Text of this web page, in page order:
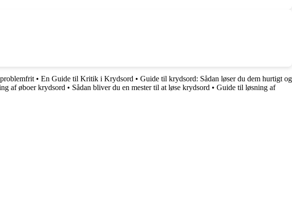
• En Guide til Kritik i Krydsord • Guide til krydsord: Sådan løser du dem hurtigt og
af øboer krydsord • Sådan bliver du en mester til at løse krydsord • Guide til løsning af